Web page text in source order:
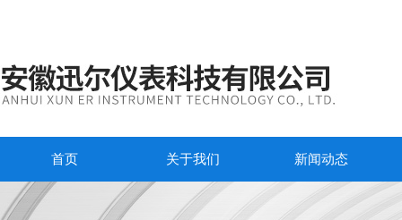
首页 关于我们 新闻动态